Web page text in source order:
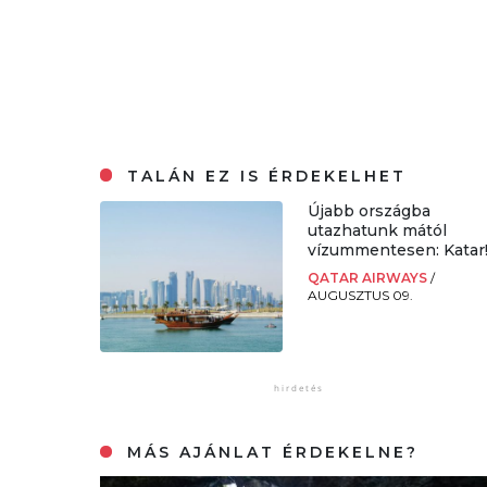
TALÁN EZ IS ÉRDEKELHET
Újabb országba
utazhatunk mától
vízummentesen:
QATAR AIRWAYS/
AUGUSZTUS 09.
MÁS AJÁNLAT ÉRDEKELNE?